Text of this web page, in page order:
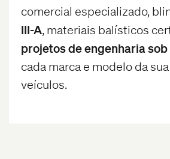
comercial especializado,
III-A, materiais balísticos
projetos de engenharia
cada marca e modelo da
veículos.